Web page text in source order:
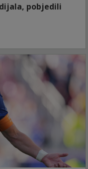
pobjedili